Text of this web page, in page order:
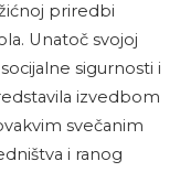
priredbi
Unatoč svojoj
sigurnosti i
izvedbom
svečanim
i ranog